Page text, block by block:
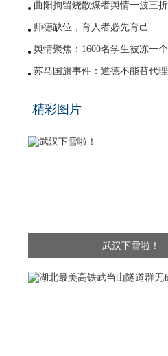
曲阳拘留烧散煤者舆情一波三折
师德缺位，育人者必先育己
舆情聚焦：1600名学生被冻一
苏马国旗事件：道德不能替代
精彩图片
武汉下雪啦！